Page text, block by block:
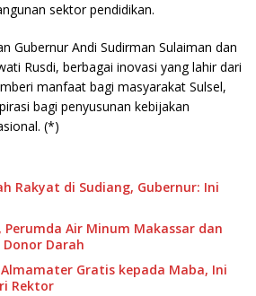
sektor pendidikan.
Gubernur Andi Sudirman Sulaiman dan
Rusdi, berbagai inovasi yang lahir dari
manfaat bagi masyarakat Sulsel,
bagi penyusunan kebijakan
(*)
Rakyat di Sudiang, Gubernur: Ini
Perumda Air Minum Makassar dan
Darah
Gratis kepada Maba, Ini
Rektor